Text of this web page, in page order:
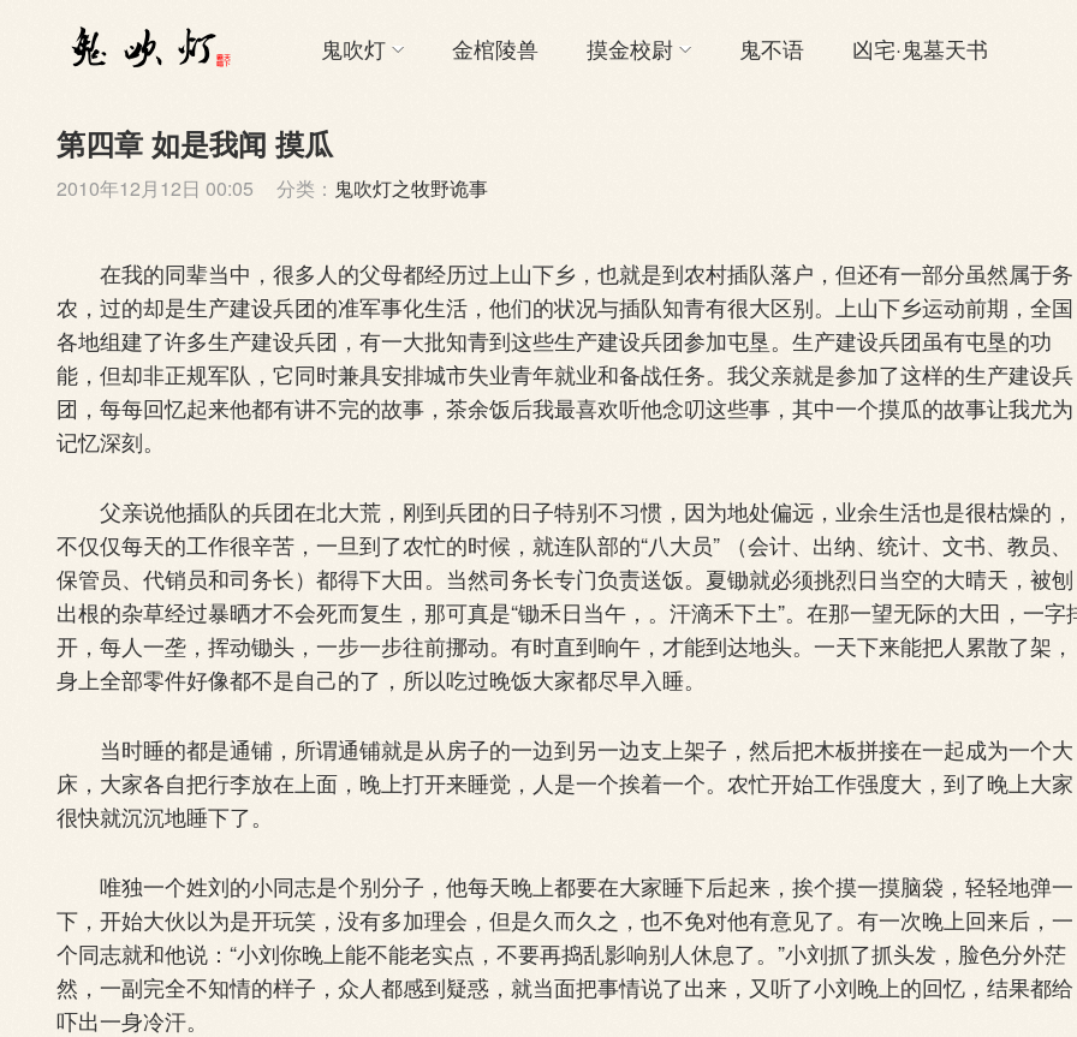
鬼吹灯 金棺陵兽 摸金校尉 鬼不语 凶宅·鬼墓天书
第四章 如是我闻 摸瓜
2010年12月12日 00:05 分类： 鬼吹灯之牧野诡事
在我的同辈当中，很多人的父母都经历过上山下乡，也就是到农村插队落户，但还有一部分虽然属于务
农，过的却是生产建设兵团的准军事化生活，他们的状况与插队知青有很大区别。上山下乡运动前期，全国
各地组建了许多生产建设兵团，有一大批知青到这些生产建设兵团参加屯垦。生产建设兵团虽有屯垦的功
能，但却非正规军队，它同时兼具安排城市失业青年就业和备战任务。我父亲就是参加了这样的生产建设兵
团，每每回忆起来他都有讲不完的故事，茶余饭后我最喜欢听他念叨这些事，其中一个摸瓜的故事让我尤为
记忆深刻。
父亲说他插队的兵团在北大荒，刚到兵团的日子特别不习惯，因为地处偏远，业余生活也是很枯燥的，
不仅仅每天的工作很辛苦，一旦到了农忙的时候，就连队部的“八大员” （会计、出纳、统计、文书、教员、
保管员、代销员和司务长）都得下大田。当然司务长专门负责送饭。夏锄就必须挑烈日当空的大晴天，被刨
出根的杂草经过暴晒才不会死而复生，那可真是“锄禾日当午，。汗滴禾下土”。在那一望无际的大田，一字
开，每人一垄，挥动锄头，一步一步往前挪动。有时直到晌午，才能到达地头。一天下来能把人累散了架，
身上全部零件好像都不是自己的了，所以吃过晚饭大家都尽早入睡。
当时睡的都是通铺，所谓通铺就是从房子的一边到另一边支上架子，然后把木板拼接在一起成为一个大
床，大家各自把行李放在上面，晚上打开来睡觉，人是一个挨着一个。农忙开始工作强度大，到了晚上大家
很快就沉沉地睡下了。
唯独一个姓刘的小同志是个别分子，他每天晚上都要在大家睡下后起来，挨个摸一摸脑袋，轻轻地弹一
下，开始大伙以为是开玩笑，没有多加理会，但是久而久之，也不免对他有意见了。有一次晚上回来后，一
个同志就和他说：“小刘你晚上能不能老实点，不要再捣乱影响别人休息了。”小刘抓了抓头发，脸色分外茫
然，一副完全不知情的样子，众人都感到疑惑，就当面把事情说了出来，又听了小刘晚上的回忆，结果都给
吓出一身冷汗。